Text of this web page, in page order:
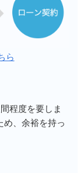
ら
程度を要しま
、余裕を持っ